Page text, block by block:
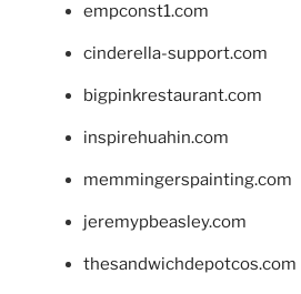
empconst1.com
cinderella-support.com
bigpinkrestaurant.com
inspirehuahin.com
memmingerspainting.com
jeremypbeasley.com
thesandwichdepotcos.com